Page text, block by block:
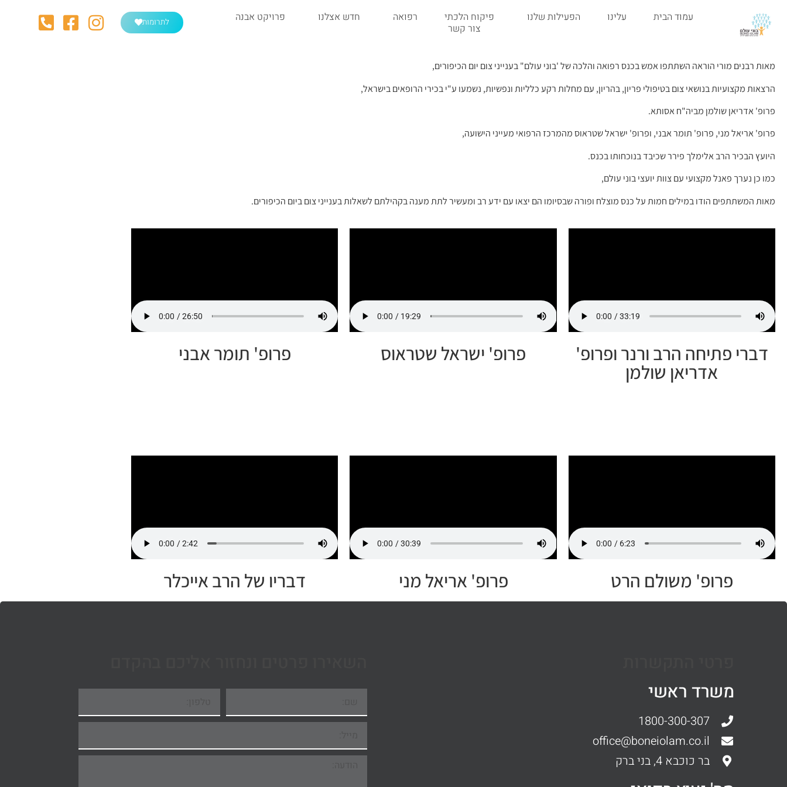
עמוד הבית עלינו הפעילות שלנו פיקוח הלכתי רפואה חדש אצלנו
פרויקט אבנה
צור קשר
לתרומות
מאות רבנים מורי הוראה השתתפו אמש בכנס רפואה והלכה של 'בוני עולם" בענייני צום יום הכיפורים,
הרצאות מקצועיות בנושאי צום בטיפולי פריון, בהריון, עם מחלות רקע כלליות ונפשיות, נשמעו ע"י בכירי הרופאים בישראל,
פרופ' אדריאן שולמן מביה"ח אסותא.
פרופ' אריאל מני, פרופ' תומר אבני, ופרופ' ישראל שטראוס מהמרכז הרפואי מעייני הישועה,
היועץ הבכיר הרב אלימלך פירר שכיבד בנוכחותו בכנס.
כמו כן נערך פאנל מקצועי עם צוות יועצי בוני עולם,
מאות המשתתפים הודו במילים חמות על כנס מוצלח ופורה שבסיומו הם יצאו עם ידע רב ומעשיר לתת מענה בקהילתם לשאלות בענייני צום ביום הכיפורים.
דברי פתיחה הרב ורנר ופרופ'
אדריאן שולמן
פרופ' ישראל שטראוס פרופ' תומר אבני
פרופ' משולם הרט פרופ' אריאל מני דבריו של הרב אייכלר
משרד ראשי
1800-300-307
office@boneiolam.co.il
בר כוכבא 4, בני ברק